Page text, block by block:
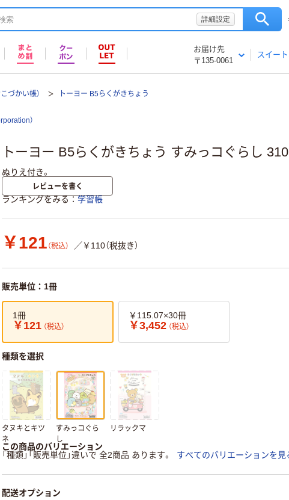
詳細設定
お届け先
〒135-0061
スイー
づかい帳） トーヨー B5らくがきちょう
）
トーヨー B5らくがきちょう すみっコぐらし
ぬりえ付き。
レビューを書く
ランキングをみる 学習帳
￥121 （税込） ／￥110（税抜き）
販売単位：1冊
1冊
￥121 （税込）
￥115.07×30冊
￥3,452 （税込）
種類を選択
タヌキとキツ
ネ
すみっコぐら
し
リラックマ
この商品のバリエーション
「種類」「販売単位」違いで 全2商品 あります。
すべてのバリエーションを見
配送オプション